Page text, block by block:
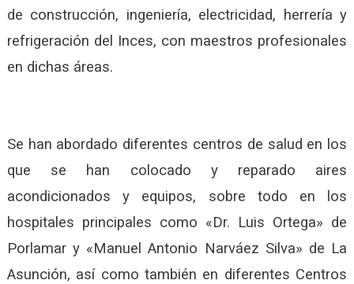
de construcción, ingeniería, electricidad, herrería y
refrigeración del Inces, con maestros profesionales
en dichas áreas.
Se han abordado diferentes centros de salud en los
que se han colocado y reparado aires
acondicionados y equipos, sobre todo en los
hospitales principales como «Dr. Luis Ortega» de
Porlamar y «Manuel Antonio Narváez Silva» de La
Asunción, así como también en diferentes Centros